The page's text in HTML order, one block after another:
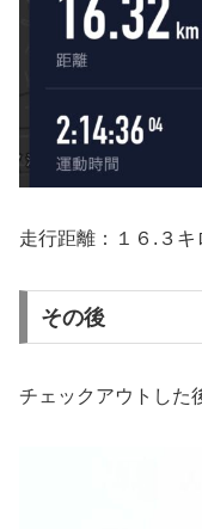
走行距離：１６.３キ
その後
チェックアウトした